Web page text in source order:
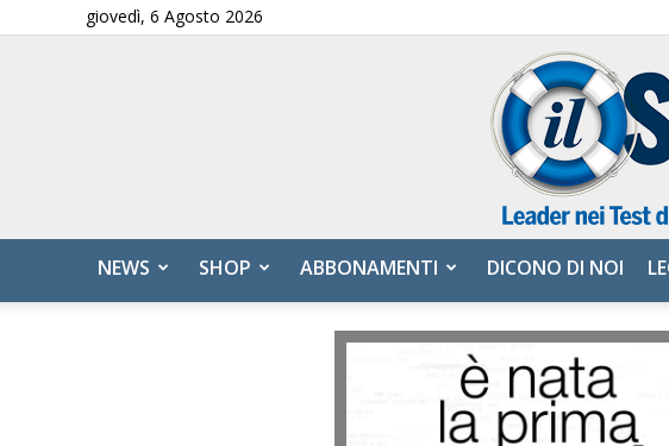
giovedì, 6 Agosto 2026
NEWS SHOP ABBONAMENTI DICONO DI NOI